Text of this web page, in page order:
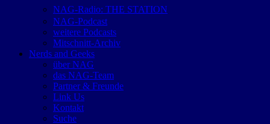
NAG-Radio: THE STATION
NAG-Podcast
weitere Podcasts
Mitschnitt-Archiv
Nerds and Geeks
über NAG
das NAG-Team
Partner & Freunde
Link Us
Kontakt
Suche